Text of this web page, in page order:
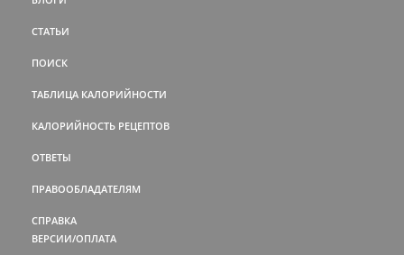
СТАТЬИ
ПОИСК
ТАБЛИЦА КАЛОРИЙНОСТИ
КАЛОРИЙНОСТЬ РЕЦЕПТОВ
ОТВЕТЫ
ПРАВООБЛАДАТЕЛЯМ
СПРАВКА
ВЕРСИИ/ОПЛАТА